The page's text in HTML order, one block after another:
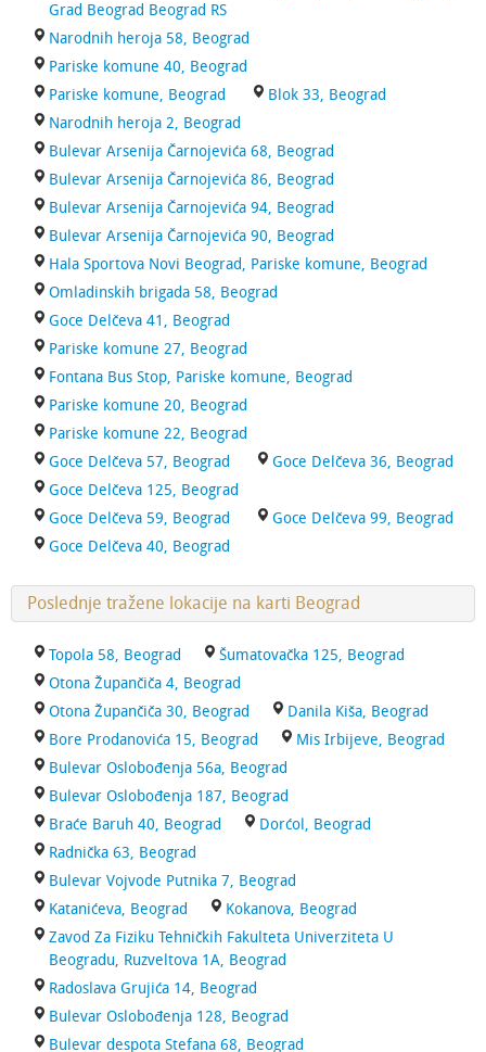
Grad Beograd Beograd RS
Narodnih heroja 58, Beograd
Pariske komune 40, Beograd
Pariske komune, Beograd
Blok 33, Beograd
Narodnih heroja 2, Beograd
Bulevar Arsenija Čarnojevića 68, Beograd
Bulevar Arsenija Čarnojevića 86, Beograd
Bulevar Arsenija Čarnojevića 94, Beograd
Bulevar Arsenija Čarnojevića 90, Beograd
Hala Sportova Novi Beograd, Pariske komune, Beograd
Omladinskih brigada 58, Beograd
Goce Delčeva 41, Beograd
Pariske komune 27, Beograd
Fontana Bus Stop, Pariske komune, Beograd
Pariske komune 20, Beograd
Pariske komune 22, Beograd
Goce Delčeva 57, Beograd
Goce Delčeva 36, Beograd
Goce Delčeva 125, Beograd
Goce Delčeva 59, Beograd
Goce Delčeva 99, Beograd
Goce Delčeva 40, Beograd
Poslednje tražene lokacije na karti Beograd
Topola 58, Beograd
Šumatovačka 125, Beograd
Otona Župančiča 4, Beograd
Otona Župančiča 30, Beograd
Danila Kiša, Beograd
Bore Prodanovića 15, Beograd
Mis Irbijeve, Beograd
Bulevar Oslobođenja 56a, Beograd
Bulevar Oslobođenja 187, Beograd
Braće Baruh 40, Beograd
Dorćol, Beograd
Radnička 63, Beograd
Bulevar Vojvode Putnika 7, Beograd
Katanićeva, Beograd
Kokanova, Beograd
Zavod Za Fiziku Tehničkih Fakulteta Univerziteta U
Beogradu, Ruzveltova 1A, Beograd
Radoslava Grujića 14, Beograd
Bulevar Oslobođenja 128, Beograd
Bulevar despota Stefana 68, Beograd